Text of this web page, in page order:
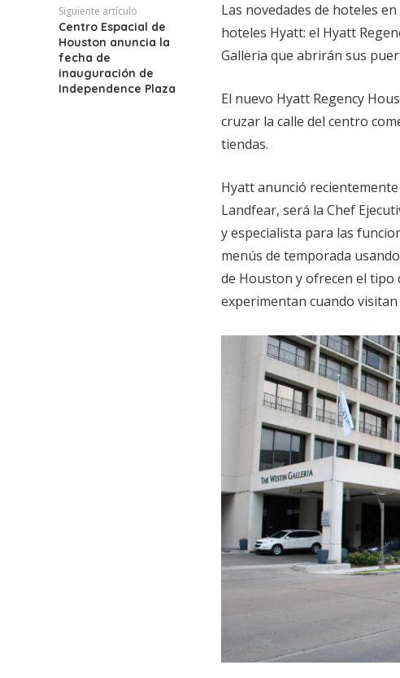
Siguiente artículo
Centro Espacial de
Houston anuncia la
fecha de
inauguración de
Independence Plaza
Las novedades de hoteles
hoteles Hyatt: el Hyatt
Galleria que abrirán sus
El nuevo Hyatt Regency
cruzar la calle del centro
tiendas.
Hyatt anunció
Landfear, será la Chef
y especialista para las
menús de temporada
de Houston y ofrecen el tipo
experimentan cuando